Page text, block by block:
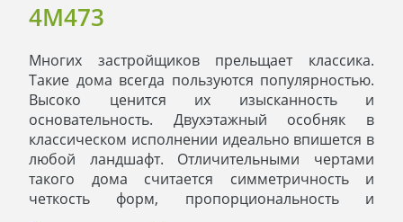
4M473
Многих застройщиков прельщает классика.
Такие дома всегда пользуются популярностью.
Высоко ценится их изысканность и
основательность. Двухэтажный особняк в
классическом исполнении идеально впишется в
любой ландшафт. Отличительными чертами
такого дома считается симметричность и
четкость форм, пропорциональность и